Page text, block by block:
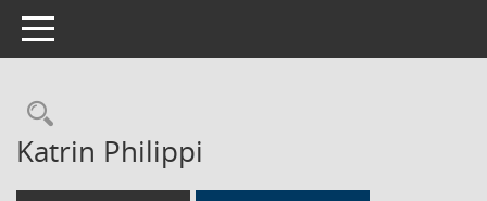
Toggle navigation
Rechercheauswahl
Katrin Philippi